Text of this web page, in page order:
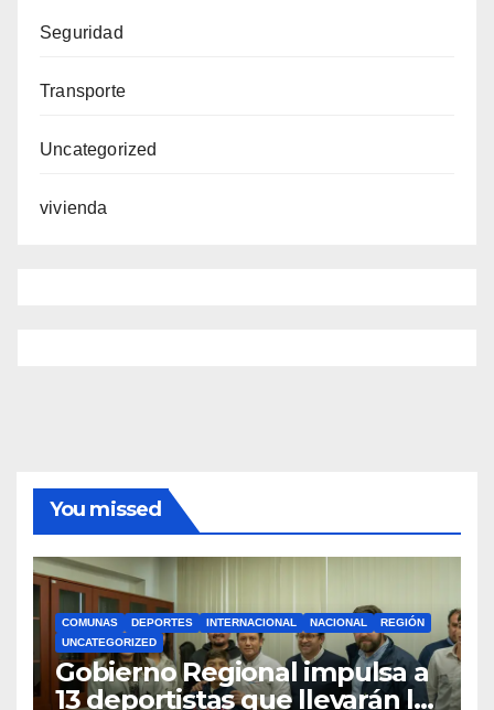
Seguridad
Transporte
Uncategorized
vivienda
You missed
COMUNAS DEPORTES INTERNACIONAL NACIONAL
REGIÓN
UNCATEGORIZED
Gobierno Regional impulsa a
13 deportistas que llevarán la